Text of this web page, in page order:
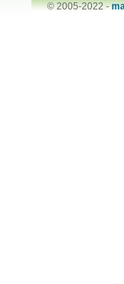
© 2005-2022 -